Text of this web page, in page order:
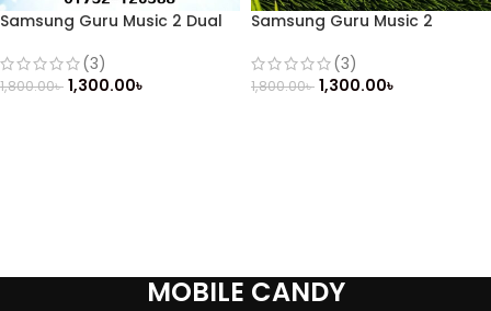
Samsung Guru Music 2 Dual
(3)
1,800.00৳ 1,300.00৳
Samsung Guru Music 2
(3)
1,800.00৳ 1,300.00৳
MOBILE CANDY